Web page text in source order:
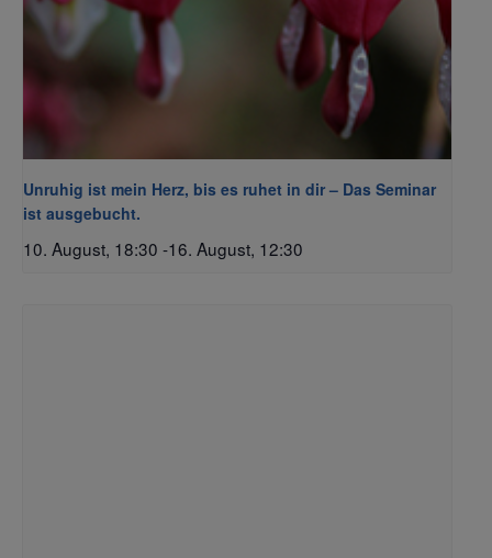
Unruhig ist mein Herz, bis es ruhet in dir – Das Seminar
ist ausgebucht.
10. August, 18:30 -16. August, 12:30